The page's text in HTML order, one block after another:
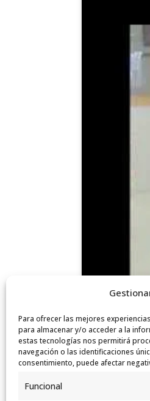
Para ofrecer las mejores
para almacenar y/o acceder a la
estas tecnologías nos permitirá
navegación o las identificaciones
consentimiento, puede afectar
Funcional